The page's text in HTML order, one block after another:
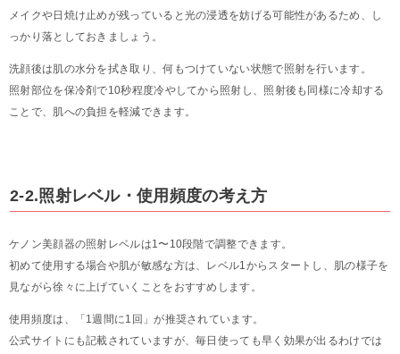
メイクや日焼け止めが残っていると光の浸透を妨げる可能性があるため、し
っかり落としておきましょう。
洗顔後は肌の水分を拭き取り、何もつけていない状態で照射を行います。
照射部位を保冷剤で10秒程度冷やしてから照射し、照射後も同様に冷却する
ことで、肌への負担を軽減できます。
2-2.照射レベル・使用頻度の考え方
ケノン美顔器の照射レベルは1〜10段階で調整できます。
初めて使用する場合や肌が敏感な方は、レベル1からスタートし、肌の様子を
見ながら徐々に上げていくことをおすすめします。
使用頻度は、「1週間に1回」が推奨されています。
公式サイトにも記載されていますが、毎日使っても早く効果が出るわけでは